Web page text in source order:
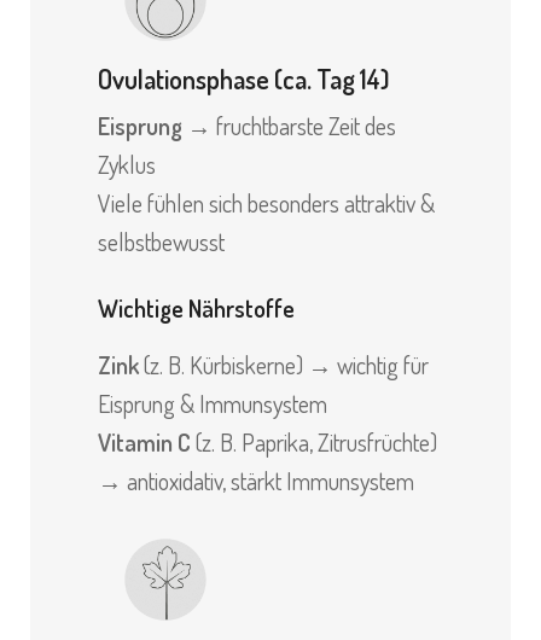
Ovulationsphase (ca. Tag 14)
Eisprung → fruchtbarste Zeit des
Zyklus
Viele fühlen sich besonders attraktiv &
selbstbewusst
Wichtige Nährstoffe
Zink(z. B. Kürbiskerne) → wichtig für
Eisprung & Immunsystem
Vitamin C(z. B. Paprika, Zitrusfrüchte)
→ antioxidativ, stärkt Immunsystem